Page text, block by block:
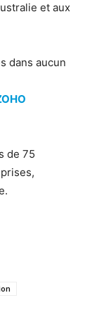
et aux
dans aucun
de 75